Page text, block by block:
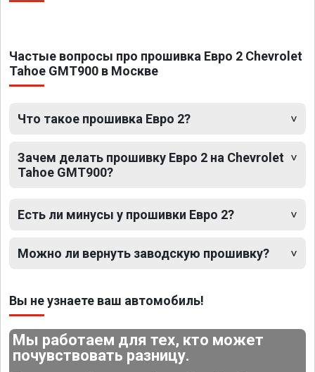
Частые вопросы про прошивка Евро 2 Chevrolet
Tahoe GMT900 в Москве
Что такое прошивка Евро 2?
Зачем делать прошивку Евро 2 на Chevrolet
Tahoe GMT900?
Есть ли минусы у прошивки Евро 2?
Можно ли вернуть заводскую прошивку?
Вы не узнаете ваш автомобиль!
Мы работаем для тех, кто может
почувствовать разницу.